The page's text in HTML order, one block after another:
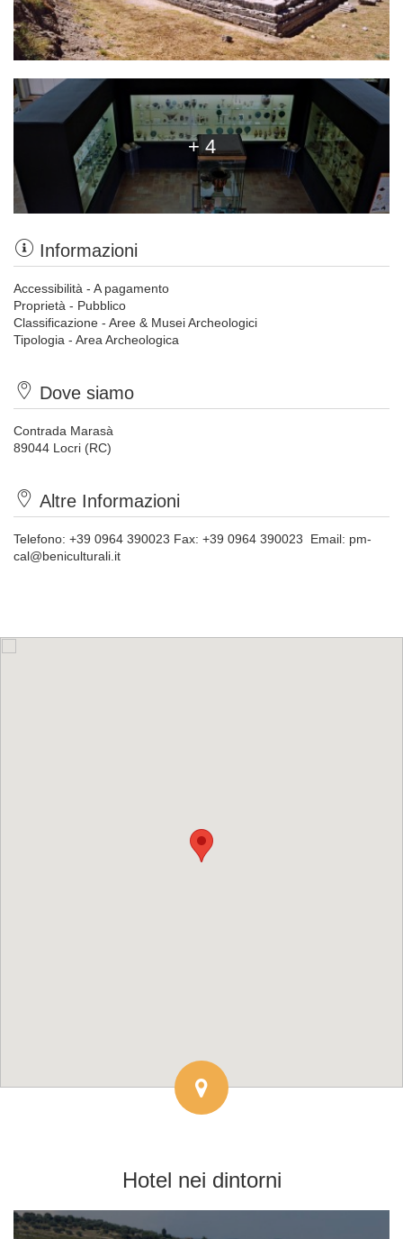
+ 4
Informazioni
Accessibilità - A pagamento
Proprietà - Pubblico
Classificazione - Aree & Musei Archeologici
Tipologia - Area Archeologica
Dove siamo
Contrada Marasà
89044 Locri (RC)
Altre Informazioni
Telefono: +39 0964 390023 Fax: +39 0964 390023 Email: pm-
cal@beniculturali.it
Hotel nei dintorni